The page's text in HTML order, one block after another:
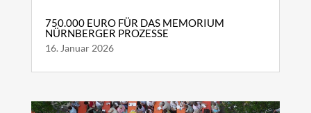
750.000 EURO FÜR DAS MEMORIUM
NÜRNBERGER PROZESSE
16. Januar 2026